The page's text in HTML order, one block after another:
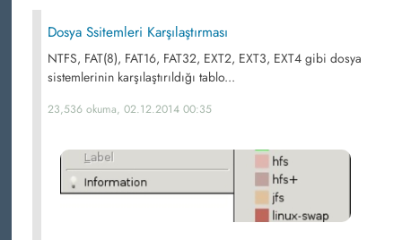
Dosya Ssitemleri Karşılaştırması
NTFS, FAT(8), FAT16, FAT32, EXT2, EXT3, EXT4 gibi dosya
sistemlerinin karşılaştırıldığı tablo...
23,536 okuma, 02.12.2014 00:35